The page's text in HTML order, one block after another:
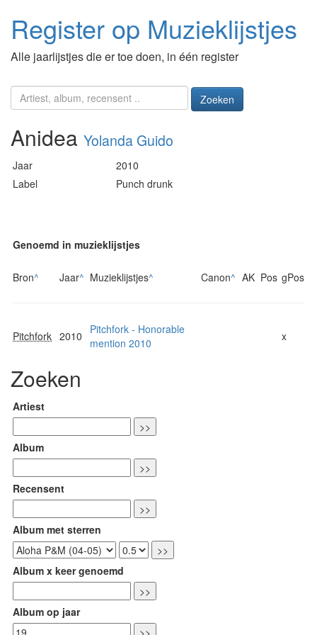
Register op Muzieklijstjes
Alle jaarlijstjes die er toe doen, in één register
Zoeken
Anidea Yolanda Guido
Jaar
2010
Label
Punch drunk
Genoemd in muzieklijstjes
Bron^ Jaar^ Muzieklijstjes^ Canon^ AK Pos gPos
Pitchfork 2010
Pitchfork - Honorable
mention 2010
x
Zoeken
Artiest
Album
Recensent
Album met sterren
Album x keer genoemd
Album op jaar